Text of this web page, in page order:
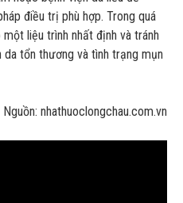
điều trị phù hợp. Trong quá
liệu trình nhất định và tránh
tổn thương và tình trạng mụn
Nguồn: nhathuoclongchau.com.vn